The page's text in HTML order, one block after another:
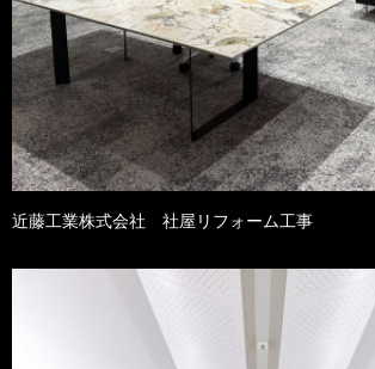
近藤工業株式会社 社屋リフォーム工事